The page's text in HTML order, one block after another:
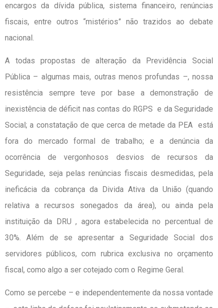
encargos da dívida pública, sistema financeiro, renúncias
fiscais, entre outros “mistérios” não trazidos ao debate
nacional.
A todas propostas de alteração da Previdência Social
Pública – algumas mais, outras menos profundas –, nossa
resistência sempre teve por base a demonstração de
inexistência de déficit nas contas do RGPS e da Seguridade
Social; a constatação de que cerca de metade da PEA está
fora do mercado formal de trabalho; e a denúncia da
ocorrência de vergonhosos desvios de recursos da
Seguridade, seja pelas renúncias fiscais desmedidas, pela
ineficácia da cobrança da Divida Ativa da União (quando
relativa a recursos sonegados da área), ou ainda pela
instituição da DRU , agora estabelecida no percentual de
30%. Além de se apresentar a Seguridade Social dos
servidores públicos, com rubrica exclusiva no orçamento
fiscal, como algo a ser cotejado com o Regime Geral.
Como se percebe – e independentemente da nossa vontade